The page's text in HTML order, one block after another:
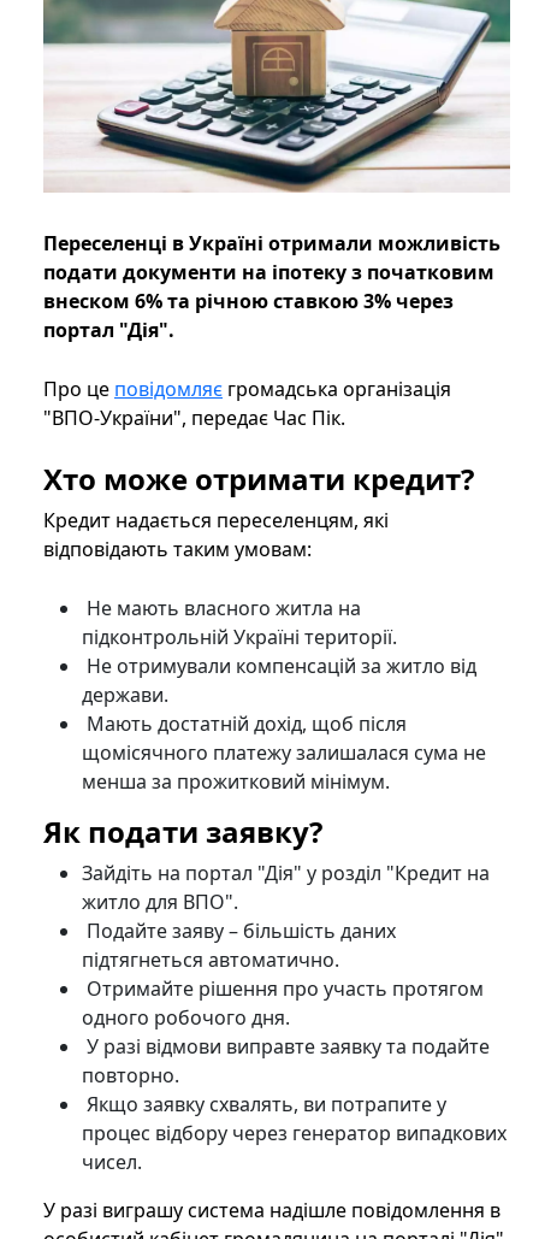
Переселенці в Україні отримали можливість
подати документи на іпотеку з початковим
внеском 6% та річною ставкою 3% через
портал "Дія".
Про це повідомляє громадська організація
"ВПО-України", передає Час Пік.
Хто може отримати кредит?
Кредит надається переселенцям, які
відповідають таким умовам:
Не мають власного житла на
підконтрольній Україні території.
Не отримували компенсацій за житло від
держави.
Мають достатній дохід, щоб після
щомісячного платежу залишалася сума не
менша за прожитковий мінімум.
Як подати заявку?
Зайдіть на портал "Дія" у розділ "Кредит на
житло для ВПО".
Подайте заяву – більшість даних
підтягнеться автоматично.
Отримайте рішення про участь протягом
одного робочого дня.
У разі відмови виправте заявку та подайте
повторно.
Якщо заявку схвалять, ви потрапите у
процес відбору через генератор випадкових
чисел.
У разі виграшу система надішле повідомлення в